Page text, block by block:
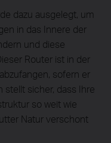
dazu ausgelegt, um
in das Innere der
und diese
Router ist in der
sofern er
stellt sicher, dass Ihre
so weit wie
Natur verschont